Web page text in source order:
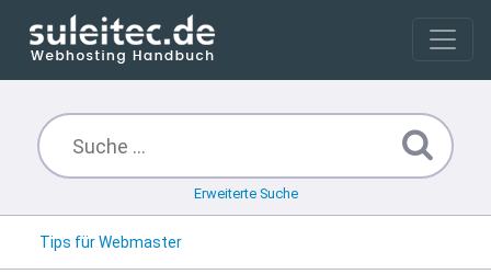
Erweiterte Suche
Tips für Webmaster